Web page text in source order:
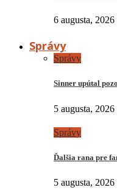
6 augusta, 2026
Správy
Správy
Sinner upútal
5 augusta, 2026
Správy
Ďalšia rana pre
5 augusta, 2026